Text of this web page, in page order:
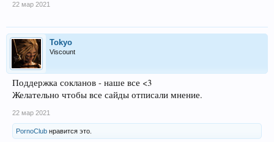
22 мар 2021
Tokyo
Viscount
Поддержка сокланов - наше все <3
Желательно чтобы все сайды отписали мнение.
22 мар 2021
PornoClub нравится это.